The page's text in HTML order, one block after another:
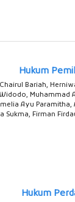
Hukum
Bariah,
Muhammad
Ayu Paramitha,
Sukma, Firman
Hukum